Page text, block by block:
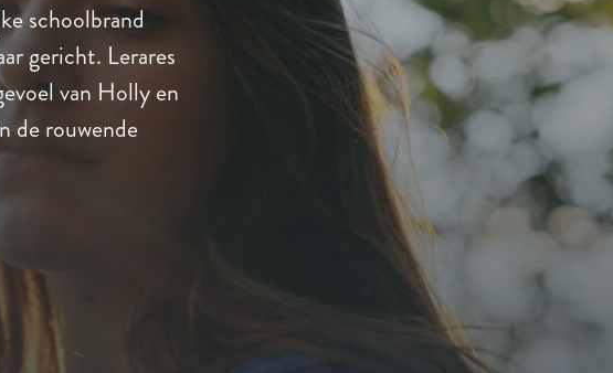
schoolbrand
gericht. Lerares
van Holly en
de rouwende